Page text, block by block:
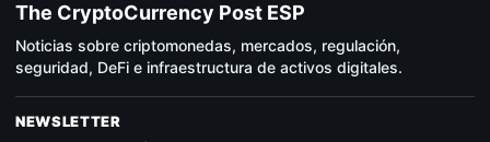
The CryptoCurrency Post ESP
Noticias sobre criptomonedas, mercados, regulación,
seguridad, DeFi e infraestructura de activos digitales.
NEWSLETTER